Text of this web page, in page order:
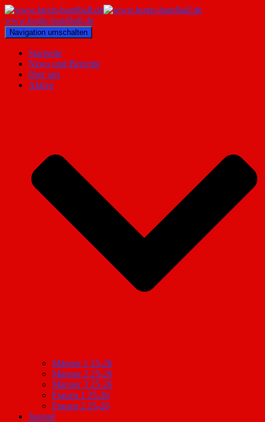
www.kugis-handball.de
Navigation umschalten
Startseite
News und Berichte
über uns
Aktive
Männer 1 25-26
Männer 2 25-26
Männer 3 25-26
Frauen 1 25-26
Frauen 2 25-26
Jugend